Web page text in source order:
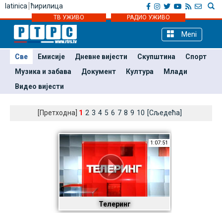
latinica ћирилица
ТВ УЖИВО РАДИО УЖИВО
Meni
Све Емисије Дневне вијести Скупштина
Спорт
Музика и забава
Документ Култура
Млади
Видео вијести
Телеринг
1:07:51
[Претходна] 1 2 3 4 5 6 7 8 9 10 [Сљедећа]